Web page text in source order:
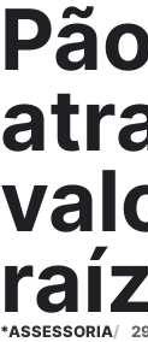
*ASSESSORIA